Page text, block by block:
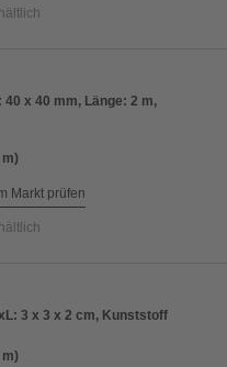
40 x 40 mm, Länge: 2 m,
m)
Markt prüfen
3 x 3 x 2 cm, Kunststoff
m)